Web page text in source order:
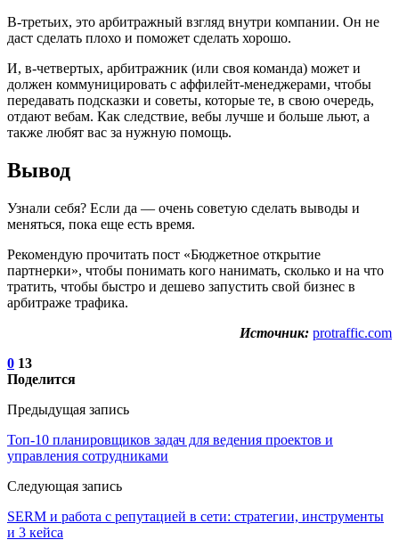
В-третьих, это арбитражный взгляд внутри компании. Он не
даст сделать плохо и поможет сделать хорошо.
И, в-четвертых, арбитражник (или своя команда) может и
должен коммуницировать с аффилейт-менеджерами, чтобы
передавать подсказки и советы, которые те, в свою очередь,
отдают вебам. Как следствие, вебы лучше и больше льют, а
также любят вас за нужную помощь.
Вывод
Узнали себя? Если да — очень советую сделать выводы и
меняться, пока еще есть время.
Рекомендую прочитать пост «Бюджетное открытие
партнерки», чтобы понимать кого нанимать, сколько и на что
тратить, чтобы быстро и дешево запустить свой бизнес в
арбитраже трафика.
Источник: protraffic.com
0 13
Поделится
Предыдущая запись
Топ-10 планировщиков задач для ведения проектов и
управления сотрудниками
Следующая запись
SERM и работа с репутацией в сети: стратегии, инструменты
и 3 кейса